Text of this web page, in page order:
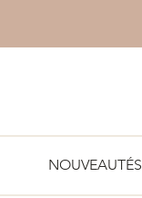
NOUVEAUTÉS